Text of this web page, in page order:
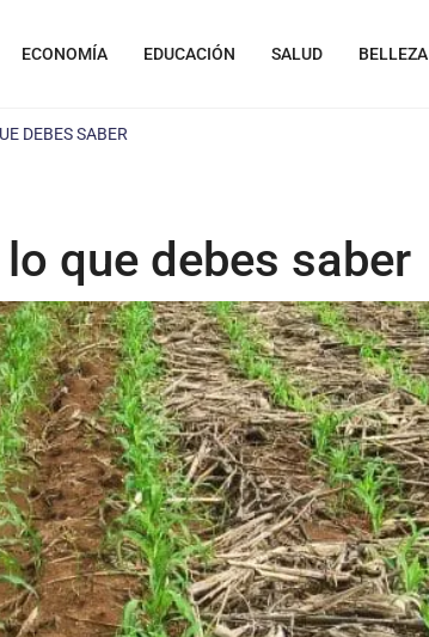
ECONOMÍA EDUCACIÓN SALUD BELLEZA
DEBES SABER
que debes saber